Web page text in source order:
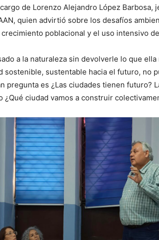
de Lorenzo Alejandro López Barbosa,
quien advirtió sobre los desafíos
poblacional y el uso intensivo
a la naturaleza sin devolverle lo que
sostenible, sustentable hacia el futuro, no
pregunta es ¿Las ciudades tienen futuro?
¿Qué ciudad vamos a construir